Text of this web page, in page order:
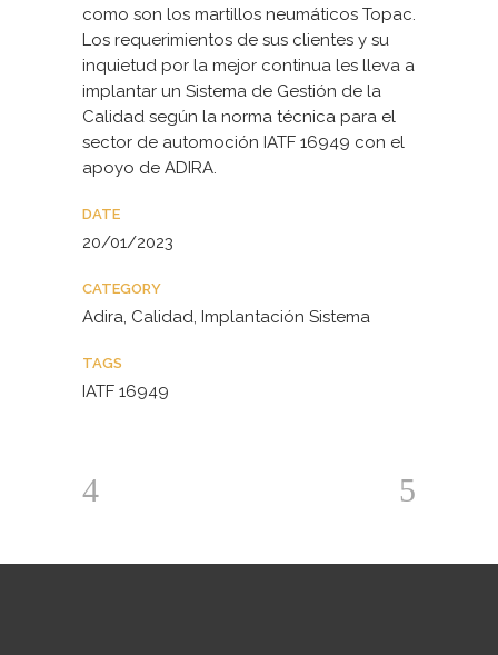
como son los martillos neumáticos Topac.
Los requerimientos de sus clientes y su
inquietud por la mejor continua les lleva a
implantar un Sistema de Gestión de la
Calidad según la norma técnica para el
sector de automoción IATF 16949 con el
apoyo de ADIRA.
DATE
20/01/2023
CATEGORY
Adira, Calidad, Implantación Sistema
TAGS
IATF 16949